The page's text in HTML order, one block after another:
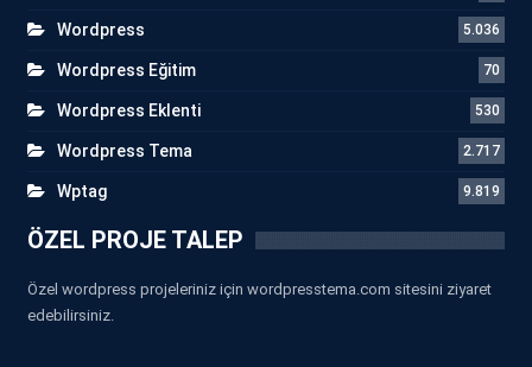
Wordpress 5.036
Wordpress Eğitim 70
Wordpress Eklenti 530
Wordpress Tema 2.717
Wptag 9.819
ÖZEL PROJE TALEP
Özel wordpress projeleriniz için wordpresstema.com sitesini ziyaret
edebilirsiniz.